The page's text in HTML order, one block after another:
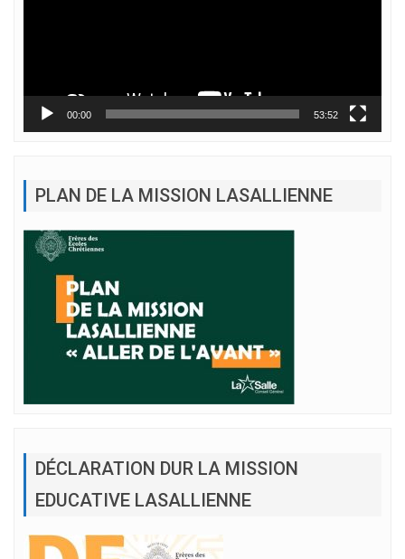
00:00 53:52
PLAN DE LA MISSION LASALLIENNE
DÉCLARATION DUR LA MISSION
EDUCATIVE LASALLIENNE